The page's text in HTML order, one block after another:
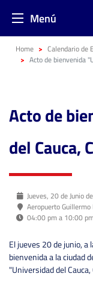
Menú
Home
Calendario de
Acto de bienvenida
Acto de
del Cauca,
Jueves, 20 de Junio
Aeropuerto Guillermo
04:00 pm a 10:00
El jueves 20 de junio,
bienvenida a la ciudad
"Universidad del